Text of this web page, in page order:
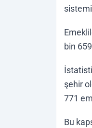
bin
şehir
771
Bu